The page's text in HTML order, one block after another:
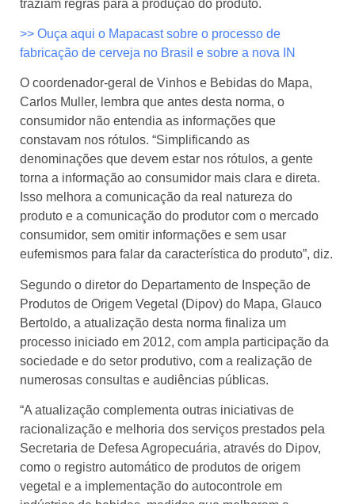
traziam regras para a produção do produto.
>> Ouça aqui o Mapacast sobre o processo de
fabricação de cerveja no Brasil e sobre a nova IN
O coordenador-geral de Vinhos e Bebidas do Mapa,
Carlos Muller, lembra que antes desta norma, o
consumidor não entendia as informações que
constavam nos rótulos. “Simplificando as
denominações que devem estar nos rótulos, a gente
torna a informação ao consumidor mais clara e direta.
Isso melhora a comunicação da real natureza do
produto e a comunicação do produtor com o mercado
consumidor, sem omitir informações e sem usar
eufemismos para falar da característica do produto”, diz.
Segundo o diretor do Departamento de Inspeção de
Produtos de Origem Vegetal (Dipov) do Mapa, Glauco
Bertoldo, a atualização desta norma finaliza um
processo iniciado em 2012, com ampla participação da
sociedade e do setor produtivo, com a realização de
numerosas consultas e audiências públicas.
“A atualização complementa outras iniciativas de
racionalização e melhoria dos serviços prestados pela
Secretaria de Defesa Agropecuária, através do Dipov,
como o registro automático de produtos de origem
vegetal e a implementação do autocontrole em